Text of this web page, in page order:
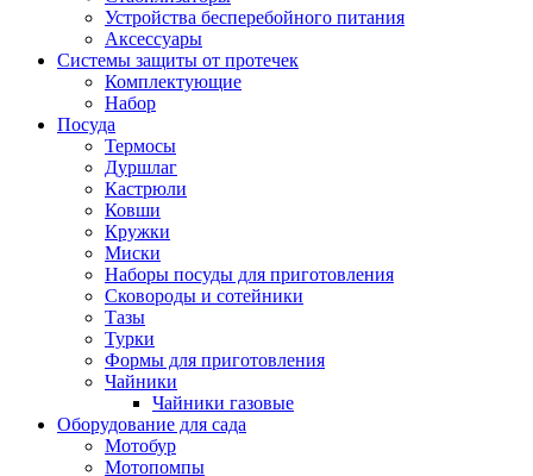
Устройства бесперебойного питания
Аксессуары
Системы защиты от протечек
Комплектующие
Набор
Посуда
Термосы
Дуршлаг
Кастрюли
Ковши
Кружки
Миски
Наборы посуды для приготовления
Сковороды и сотейники
Тазы
Турки
Формы для приготовления
Чайники
Чайники газовые
Оборудование для сада
Мотобур
Мотопомпы